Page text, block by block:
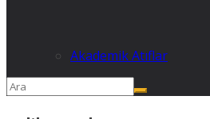
Akademik Atıflar